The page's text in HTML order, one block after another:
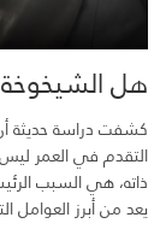
هل الشيخوخة
كشفت دراسة حديثة أن
التقدم في العمر ليس
ذاته، هي السبب
يعد من أبرز العوامل